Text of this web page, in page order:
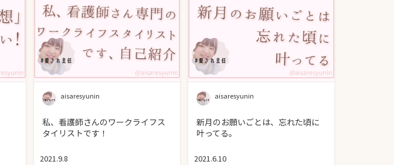
aisaresyunin
私、看護師さんのワークライフス
タイリストです！
2021.9.8
aisaresyunin
新月のお願いごとは、忘れた頃に
叶ってる。
2021.6.10